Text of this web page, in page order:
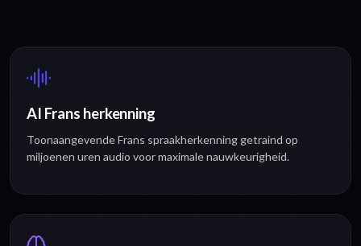
AI Frans herkenning
Toonaangevende Frans spraakherkenning getraind op
miljoenen uren audio voor maximale nauwkeurigheid.